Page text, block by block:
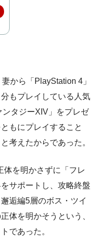
から「PlayStation 4」
もプレイしている人気
タジーXIV」をプレゼ
もにプレイすること
考えたからであった。
体を明かさずに「フレ
サポートし、攻略終盤
逅編5層のボス・ツイ
体を明かそうという、
であった。